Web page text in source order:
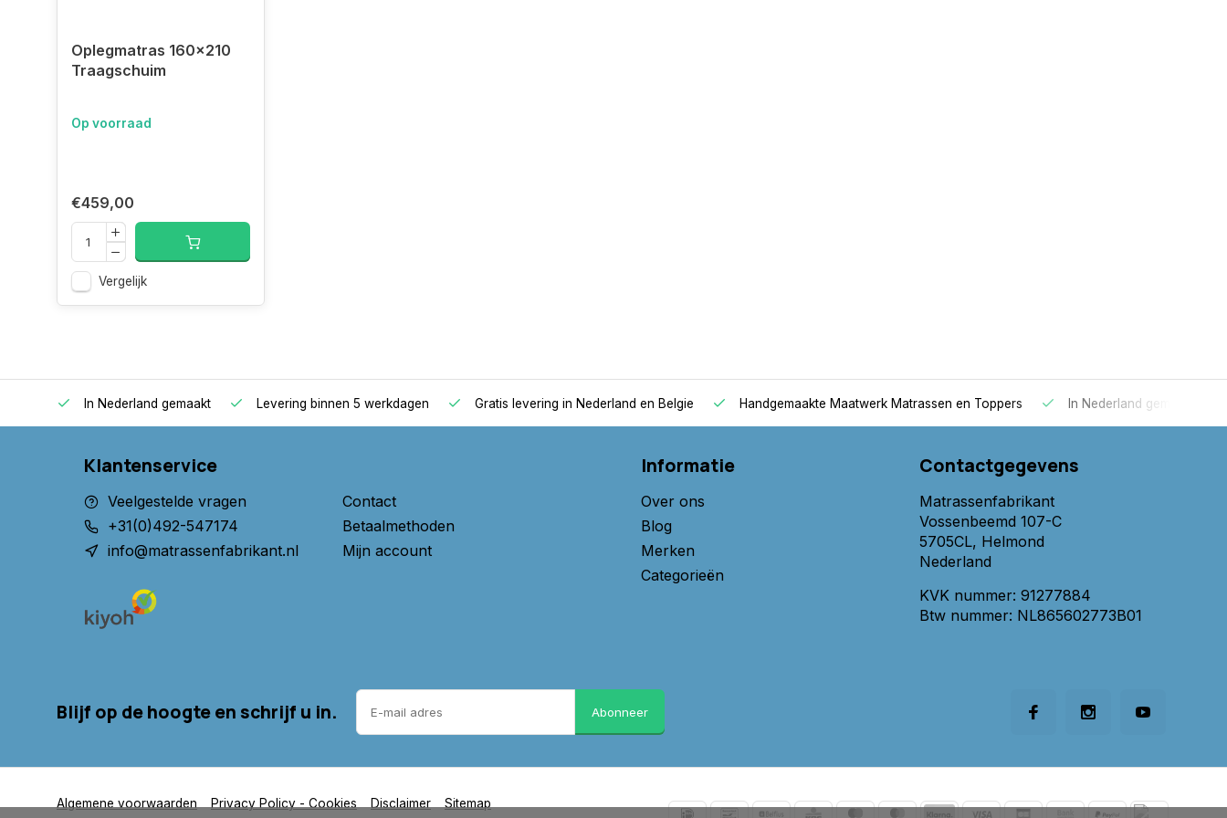
210x160 visco,
topper 210x160 traagschuim, 210x160 nasa topmatras
Oplegmatras 160x210
Traagschuim
Op voorraad
€459,00
Vergelijk
In Nederland gemaakt Levering binnen 5 werkdagen Gratis levering in Nederland en Belgie Handgemaakte Maatwerk Matrassen en Toppers In Nederland gemaakt
Klantenservice
Veelgestelde vragen
+31(0)492-547174
info@matrassenfabrikant.nl
Contact
Betaalmethoden
Mijn account
Informatie
Over ons
Blog
Merken
Categorieën
Contactgegevens
Matrassenfabrikant
Vossenbeemd 107-C
5705CL, Helmond
Nederland
KVK nummer: 91277884
Btw nummer: NL865602773B01
Blijf op de hoogte en schrijf u in. Abonneer
Algemene voorwaarden Privacy Policy - Cookies Disclaimer
Sitemap